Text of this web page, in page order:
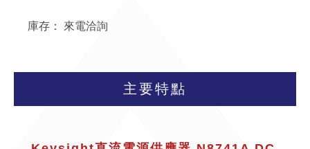
庫存： 來電洽詢
主要特點